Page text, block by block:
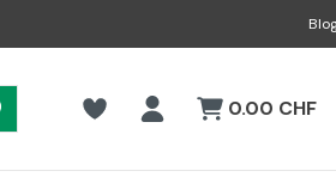
0.00 CHF